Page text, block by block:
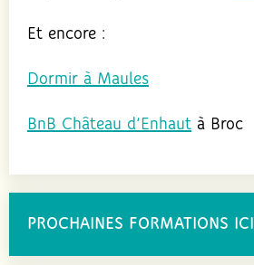
Et encore :
Dormir à Maules
BnB Château d’Enhaut à Broc
PROCHAINES FORMATIONS ICI